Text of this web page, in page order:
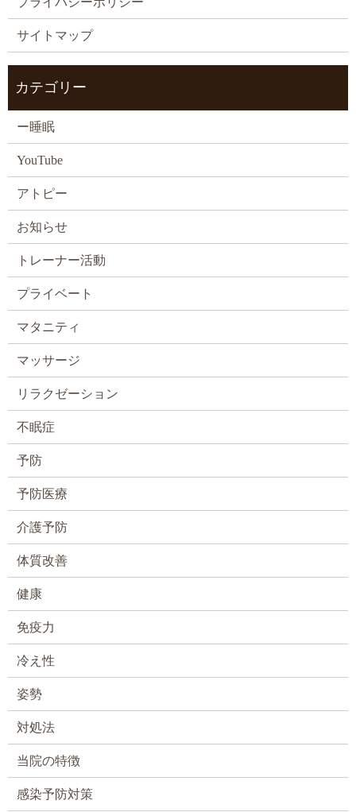
サイトマップ
カテゴリー
ー睡眠
YouTube
アトピー
お知らせ
トレーナー活動
プライベート
マタニティ
マッサージ
リラクゼーション
不眠症
予防
予防医療
介護予防
体質改善
健康
免疫力
冷え性
姿勢
対処法
当院の特徴
感染予防対策